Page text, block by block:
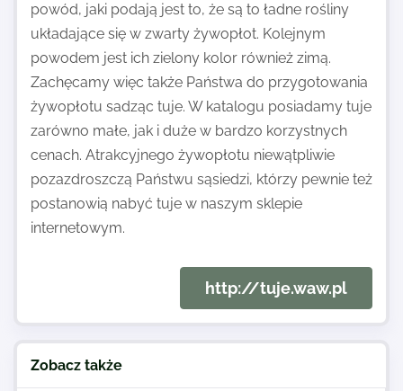
powód, jaki podają jest to, że są to ładne rośliny
układające się w zwarty żywopłot. Kolejnym
powodem jest ich zielony kolor również zimą.
Zachęcamy więc także Państwa do przygotowania
żywopłotu sadząc tuje. W katalogu posiadamy tuje
zarówno małe, jak i duże w bardzo korzystnych
cenach. Atrakcyjnego żywopłotu niewątpliwie
pozazdroszczą Państwu sąsiedzi, którzy pewnie też
postanowią nabyć tuje w naszym sklepie
internetowym.
http://tuje.waw.pl
Zobacz także